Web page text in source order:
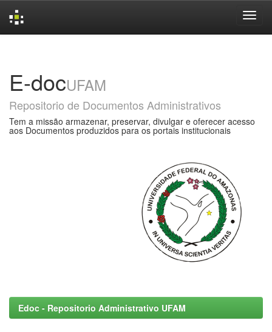
E-docUFAM
Repositorio de Documentos Administrativos
Tem a missão armazenar, preservar, divulgar e oferecer acesso
aos Documentos produzidos para os portais institucionais
Edoc - Repositorio Administrativo UFAM